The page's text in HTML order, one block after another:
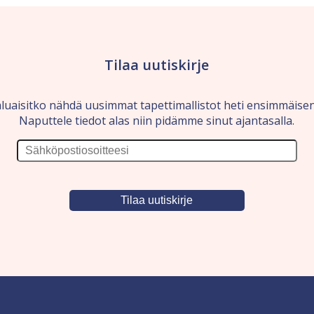
Tilaa uutiskirje
nähdä uusimmat tapettimallistot heti
Naputtele tiedot alas niin pidämme sinut ajantasalla.